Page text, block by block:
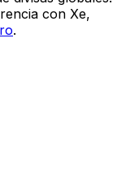
con Xe,
.